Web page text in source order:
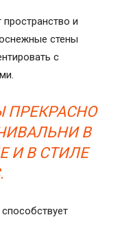
и
стены
с
ПРЕКРАСНО
В
И В СТИЛЕ